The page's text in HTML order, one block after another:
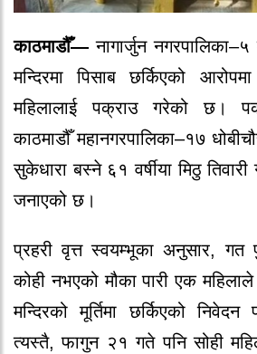
काठमाडौँ— नागार्जुन
मन्दिरमा पिसाब छर्किएको
महिलालाई पक्राउ गरेको छ।
काठमाडौँ महानगरपालिका–१७
सुकेधारा बस्ने ६१ वर्षीया मिठु तिवारी
जनाएको छ।
प्रहरी वृत्त स्वयम्भूका अनुसार, गत
कोही नभएको मौका पारी एक महिलाले
मन्दिरको मूर्तिमा छर्किएको निवेदन
त्यस्तै, फागुन २१ गते पनि सोही